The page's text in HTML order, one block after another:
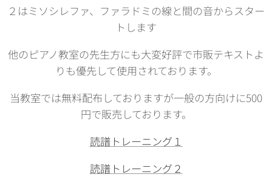
２はミソシレファ、ファラドミの線と間の音からスター
トします
他のピアノ教室の先生方にも大変好評で市販テキストよ
りも優先して使用されております。
当教室では無料配布しておりますが一般の方向けに500
円で販売しております。
読譜トレーニング１
読譜トレーニング２